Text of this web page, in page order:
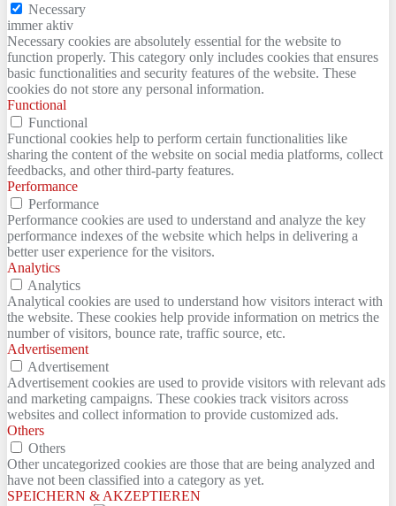
Necessary
immer aktiv
Necessary cookies are absolutely essential for the website to
function properly. This category only includes cookies that ensures
basic functionalities and security features of the website. These
cookies do not store any personal information.
Functional
Functional
Functional cookies help to perform certain functionalities like
sharing the content of the website on social media platforms, collect
feedbacks, and other third-party features.
Performance
Performance
Performance cookies are used to understand and analyze the key
performance indexes of the website which helps in delivering a
better user experience for the visitors.
Analytics
Analytics
Analytical cookies are used to understand how visitors interact with
the website. These cookies help provide information on metrics the
number of visitors, bounce rate, traffic source, etc.
Advertisement
Advertisement
Advertisement cookies are used to provide visitors with relevant ads
and marketing campaigns. These cookies track visitors across
websites and collect information to provide customized ads.
Others
Others
Other uncategorized cookies are those that are being analyzed and
have not been classified into a category as yet.
SPEICHERN & AKZEPTIEREN